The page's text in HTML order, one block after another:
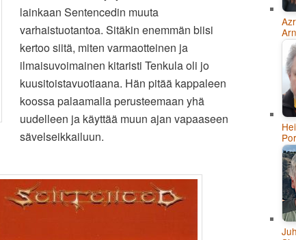
lainkaan Sentencedin muuta
varhaistuotantoa. Sitäkin enemmän biisi
kertoo siitä, miten varmaotteinen ja
ilmaisuvoimainen kitaristi Tenkula oli jo
kuusitoistavuotiaana. Hän pitää kappaleen
koossa palaamalla perusteemaan yhä
uudelleen ja käyttää muun ajan vapaaseen
sävelseikkailuun.